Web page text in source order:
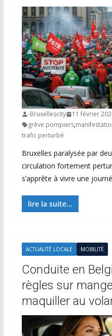
-Bruxellescity 11 février
grève pompiers,
trafic perturbé
Bruxelles paralysée par
circulation fortement
s’apprête à vivre une
lire la suite...
ACTUALITÉ LOCALE MOBILITÉ
Conduite en
règles sur
maquiller au